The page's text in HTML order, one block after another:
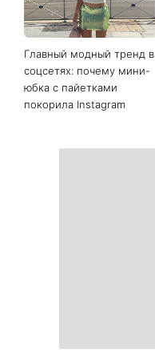
Главный модный тренд в
соцсетях: почему мини-
юбка с пайетками
покорила Instagram